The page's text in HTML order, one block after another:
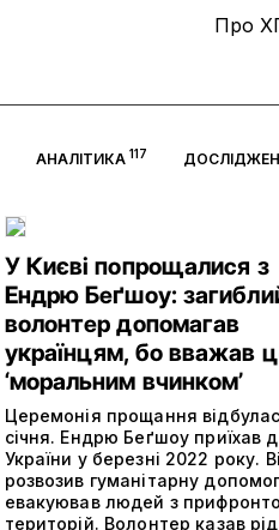
Про
АНАЛІТИКА 117
У Києві попрощалися з
Ендрю Беґшоу:
волонтер допомагав
українцям, бо вважав
‘моральним вчинком’
Церемонія прощання
січня. Ендрю Беґшоу приїхав
України у березні 2022 року.
розвозив гуманітарну
евакуював людей з
територій. Волонтер казав